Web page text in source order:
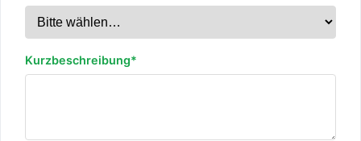
Kurzbeschreibung*